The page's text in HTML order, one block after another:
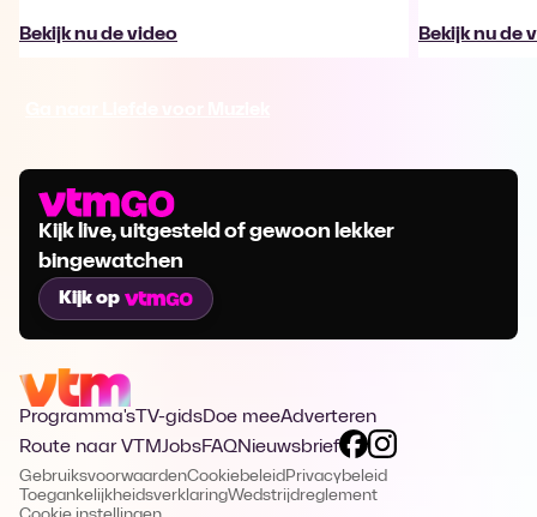
Bekijk nu de video Bekijk nu de
Kijk live, uitgesteld of gewoon lekker
bingewatchen
Kijk op
Programma's TV-gidsDoe meeAdverteren
Route naar VTMJobsFAQNieuwsbrief
GebruiksvoorwaardenCookiebeleid Privacybeleid
ToegankelijkheidsverklaringWedstrijdreglement